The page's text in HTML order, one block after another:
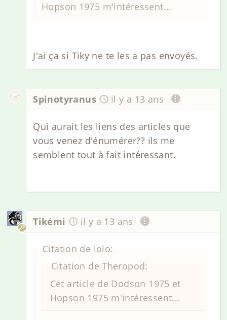
Hopson 1975 m'intéressent...
J'ai ça si Tiky ne te les a pas envoyés.
Spinotyranus il y a 13 ans
Qui aurait les liens des articles que
vous venez d'énumérer?? ils me
semblent tout à fait intéressant.
Tikémi il y a 13 ans
Citation de lolo:
Citation de Theropod:
Cet article de Dodson 1975 et
Hopson 1975 m'intéressent...